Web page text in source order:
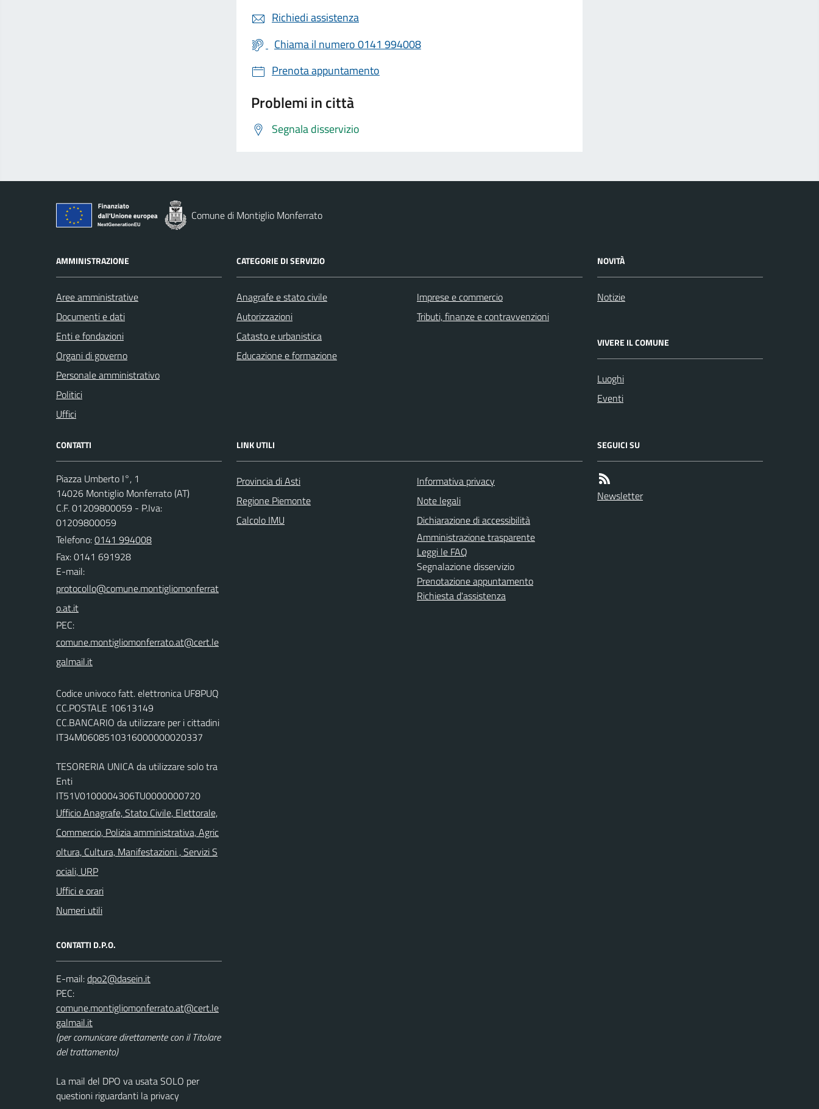
Richiedi assistenza
Chiama il numero 0141 994008
Prenota appuntamento
Problemi in città
Segnala disservizio
Comune di Montiglio Monferrato
AMMINISTRAZIONE
Aree amministrative
Documenti e dati
Enti e fondazioni
Organi di governo
Personale amministrativo
Politici
Uffici
CATEGORIE DI SERVIZIO
Anagrafe e stato civile
Autorizzazioni
Catasto e urbanistica
Educazione e formazione
Imprese e commercio
Tributi, finanze e contravvenzioni
NOVITÀ
Notizie
VIVERE IL COMUNE
Luoghi
Eventi
CONTATTI
Piazza Umberto I°, 1
14026 Montiglio Monferrato (AT)
C.F. 01209800059 - P.Iva:
01209800059
Telefono:0141 994008
Fax: 0141 691928
E-mail:
PEC:
Codice univoco fatt. elettronica UF8PUQ
CC.POSTALE 10613149
CC.BANCARIO da utilizzare per i cittadini
IT34M0608510316000000020337
TESORERIA UNICA da utilizzare solo tra
Enti
IT51V0100004306TU0000000720
Ufficio Anagrafe, Stato Civile, Elettorale,
Commercio, Polizia amministrativa, Agric
oltura, Cultura, Manifestazioni , Servizi S
ociali, URP
Uffici e orari
Numeri utili
CONTATTI D.P.O.
E-mail:
PEC:
(per comunicare direttamente con il Titolare
del trattamento)
La mail del DPO va usata SOLO per
questioni riguardanti la privacy
LINK UTILI
Provincia di Asti
Regione Piemonte
Calcolo IMU
Informativa privacy
Note legali
Dichiarazione di accessibilità
Amministrazione trasparente
Leggi le FAQ
Segnalazione disservizio
Prenotazione appuntamento
Richiesta d'assistenza
SEGUICI SU
Newsletter